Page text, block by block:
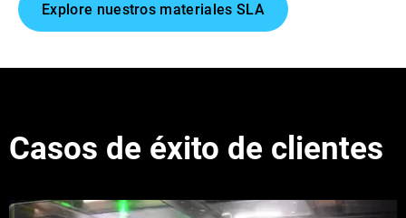
Explore nuestros materiales SLA
Casos de éxito de clientes